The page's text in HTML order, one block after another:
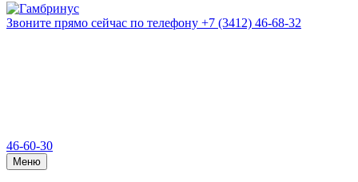
Звоните прямо сейчас по телефону +7 (3412) 46-68-32
46-60-30
Меню